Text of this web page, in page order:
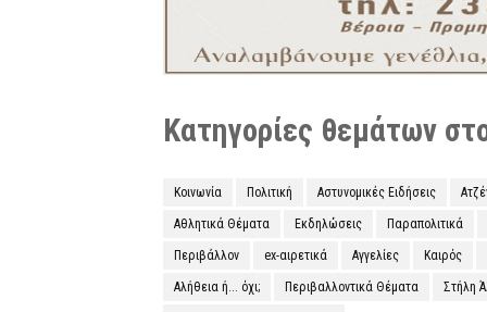
Κατηγορίες θεμάτων
Κοινωνία Πολιτική Αστυνομικές Ειδήσεις
Αθλητικά Θέματα Εκδηλώσεις Παραπολιτικά
Περιβάλλον ex-αιρετικά Αγγελίες Καιρός
Αλήθεια ή... όχι; Περιβαλλοντικά Θέματα Στήλη